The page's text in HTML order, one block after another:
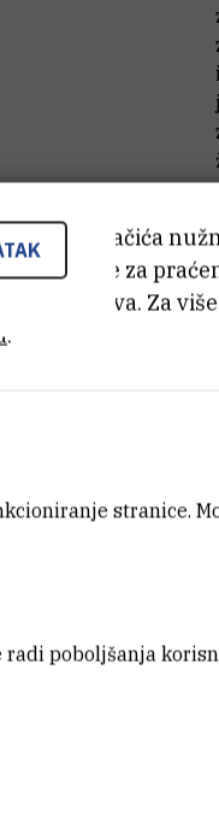
od tih kolačića
koriste za
iskustva. Za
.
stranice.
poboljšanja